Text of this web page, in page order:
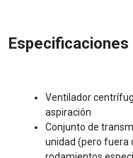
Especificaciones
Ventilador
aspiración
Conjunto de
unidad (pero fuera